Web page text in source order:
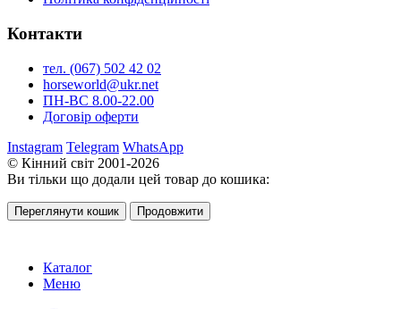
Контакти
тел. (067) 502 42 02
horseworld@ukr.net
ПН-ВС 8.00-22.00
Договір оферти
Instagram Telegram WhatsApp
© Кінний світ 2001-2026
Ви тільки що додали цей товар до кошика:
Переглянути кошик Продовжити
Каталог
Меню